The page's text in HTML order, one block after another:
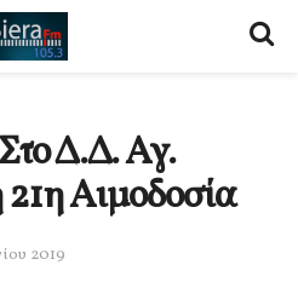
Δ.Δ. Αγ.
Αιμοδοσία
2019